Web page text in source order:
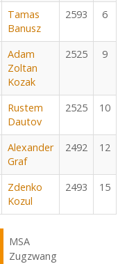
Tamas
Banusz
2593 6
Adam
Zoltan
Kozak
2525 9
Rustem
Dautov
2525 10
Alexander
Graf
2492 12
Zdenko
Kozul
2493 15
MSA
Zugzwang